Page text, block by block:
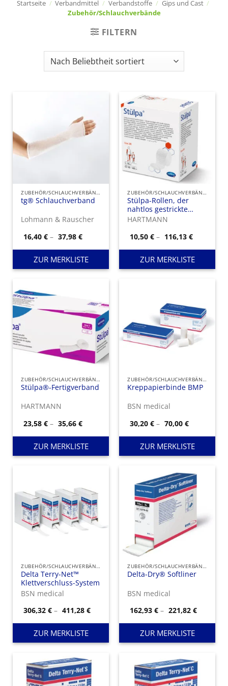
Startseite / Verbandmittel / Verbandstoffe / Gips und Cast /
Zubehör/Schlauchverbände
FILTERN
ZUBEHÖR/SCHLAUCHVERBÄNDE
tg® Schlauchverband
Lohmann & Rauscher
16,40€ – 37,98€Preisspanne:
16,40 €
bis
37,98 €
ZUR MERKLISTE
ZUBEHÖR/SCHLAUCHVERBÄNDE
Stülpa-Rollen, der
nahtlos gestrickte
Schlauchverband für
Einsatz.
HARTMANN
10,50€ – 116,13€
10,50 €
bis
116,13 €
ZUR MERKLISTE
ZUBEHÖR/SCHLAUCHVERBÄNDE
Stülpa®-Fertigverband
HARTMANN
23,58€ – 35,66€Preisspanne:
23,58 €
bis
35,66 €
ZUR MERKLISTE
ZUBEHÖR/SCHLAUCHVERBÄNDE
Kreppapierbinde BMP
BSN medical
30,20€ – 70,00€
30,20 €
bis
70,00 €
ZUR MERKLISTE
ZUBEHÖR/SCHLAUCHVERBÄNDE
Delta Terry-Net™
Klettverschluss-System
BSN medical
306,32€ – 411,28€Preisspanne:
306,32 €
bis
ZUR MERKLISTE
ZUBEHÖR/SCHLAUCHVERBÄNDE
Delta-Dry® Softliner
BSN medical
162,93€ – 221,82€
162,93 €
bis
ZUR MERKLISTE